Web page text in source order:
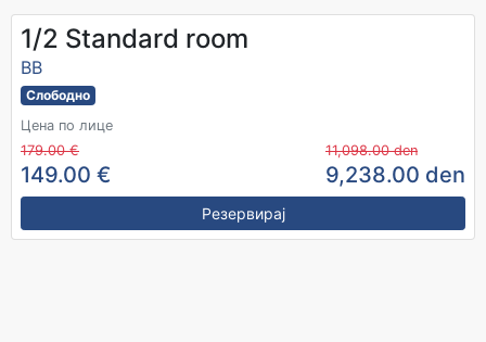
1/2 Standard room
BB
Слободно
Цена по лице
179.00 €
149.00 €
11,098.00 den
9,238.00 den
Резервирај